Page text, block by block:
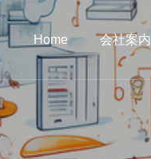
Home 会社案内